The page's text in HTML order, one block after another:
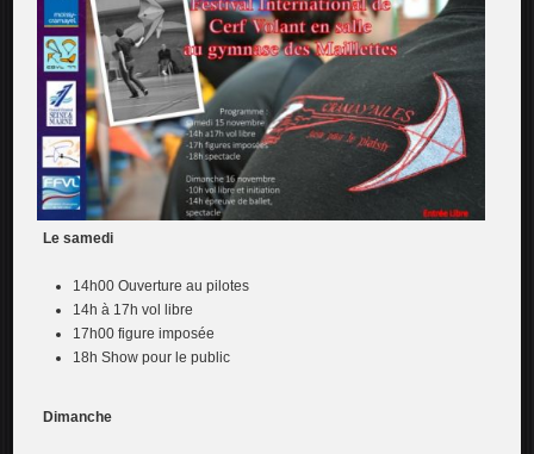
Le samedi
14h00 Ouverture au pilotes
14h à 17h vol libre
17h00 figure imposée
18h Show pour le public
Dimanche